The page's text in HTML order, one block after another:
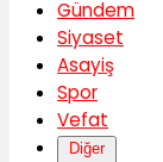
Gündem
Siyaset
Asayiş
Spor
Vefat
Diğer